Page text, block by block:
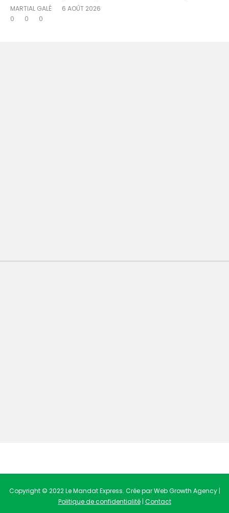
MARTIAL GALÉ
6 AOÛT 2026
0
0 0
Copyright © 2022 Le Mandat Express. Crée par Web Growth Agency |
Politique de confidentialité| Contact